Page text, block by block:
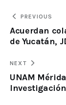
PREVIOUS
Acuerdan
de Yucatán,
NEXT
UNAM
Investigación